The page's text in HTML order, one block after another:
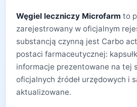
Węgiel leczniczy Microfarm to
zarejestrowany w oficjalnym
substancją czynną jest Carbo
postaci farmaceutycznej:
informacje prezentowane na tej
oficjalnych źródeł urzędowych i
aktualizowane.